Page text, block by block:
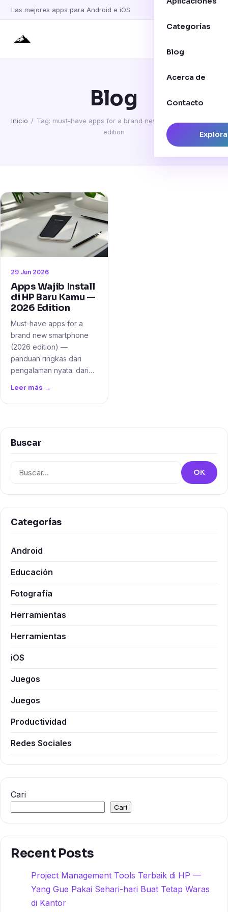
Las mejores apps para Android e iOS
Categorías
Blog
Acerca de
Contacto
Blog
Inicio / Tag: must-have apps for a brand new smartphone 2026
edition
29 Jun 2026
Apps Wajib Install
di HP Baru Kamu —
2026 Edition
Must-have apps for a
brand new smartphone
(2026 edition) —
panduan ringkas dari
pengalaman nyata: dari…
Leer más →
Buscar
Buscar:
OK
Categorías
Android
Educación
Fotografía
Herramientas
Herramientas
iOS
Juegos
Juegos
Productividad
Redes Sociales
Cari
Cari
Recent Posts
Project Management Tools Terbaik di HP —
Yang Gue Pakai Sehari-hari Buat Tetap Waras
di Kantor